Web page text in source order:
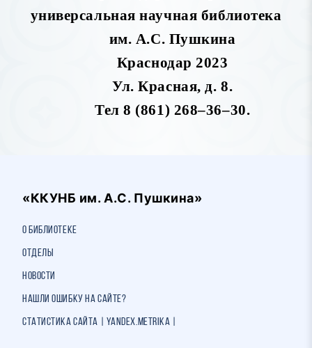
универсальная научная библиотека
им. А.С. Пушкина
Краснодар 2023
Ул. Красная, д. 8.
Тел 8 (861) 268–36–30.
«ККУНБ им. А.С. Пушкина»
О библиотеке
Отделы
Новости
Нашли ошибку на сайте?
Статистика сайта | Yandex.Metrika |